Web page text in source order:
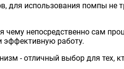
для использования помпы не
непосредственно сам
эффективную работу.
- отличный выбор для